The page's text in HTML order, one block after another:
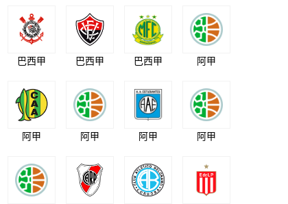
巴西甲 巴西甲 巴西甲 阿甲
阿甲 阿甲 阿甲 阿甲